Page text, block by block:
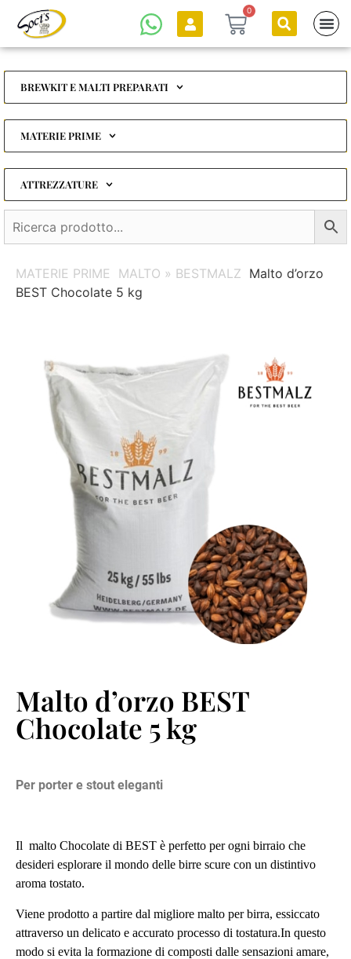
0
BREWKIT E MALTI PREPARATI
MATERIE PRIME
ATTREZZATURE
MATERIE PRIME MALTO » BESTMALZ Malto d’orzo
BEST Chocolate 5 kg
Malto d’orzo BEST
Chocolate 5 kg
Per porter e stout eleganti
Il malto Chocolate di BEST è perfetto per ogni birraio che
desideri esplorare il mondo delle birre scure con un distintivo
aroma tostato.
Viene prodotto a partire dal migliore malto per birra, essiccato
attraverso un delicato e accurato processo di tostatura.In questo
modo si evita la formazione di composti dalle sensazioni amare,